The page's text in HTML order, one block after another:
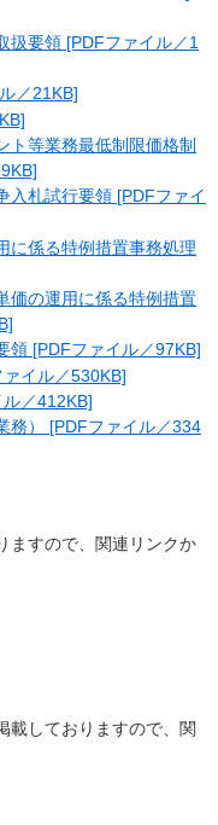
扱要領 [PDFファイル／1
／21KB]
ト等業務最低制限価格制
入札試行要領 [PDFファイ
に係る特例措置事務処理
価の運用に係る特例措置
領 [PDFファイル／97KB]
イル／530KB]
／412KB]
務） [PDFファイル／334
ますので、関連リンクか
載しておりますので、関